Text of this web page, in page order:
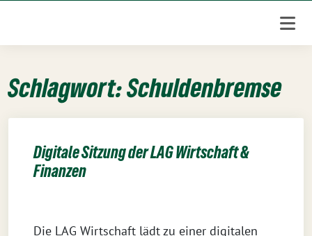
Schlagwort:Schuldenbremse
Digitale Sitzung der LAG Wirtschaft &
Finanzen
Die LAG Wirtschaft lädt zu einer digitalen